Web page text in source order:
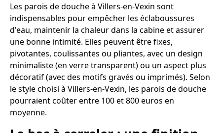
Les parois de douche à Villers-en-Vexin sont
indispensables pour empêcher les éclaboussures
d'eau, maintenir la chaleur dans la cabine et assurer
une bonne intimité. Elles peuvent être fixes,
pivotantes, coulissantes ou pliantes, avec un design
minimaliste (en verre transparent) ou un aspect plus
décoratif (avec des motifs gravés ou imprimés). Selon
le style choisi à Villers-en-Vexin, les parois de douche
pourraient coûter entre 100 et 800 euros en
moyenne.